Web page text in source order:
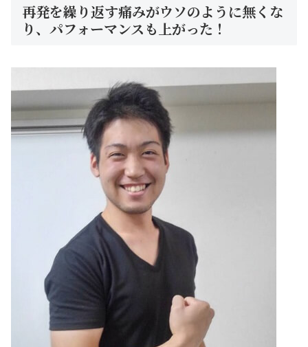
再発を繰り返す痛みがウソのように無くな
り、パフォーマンスも上がった！